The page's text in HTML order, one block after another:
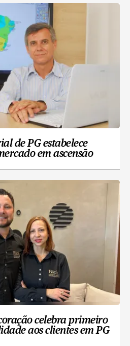
de PG estabelece
em ascensão
celebra primeiro
aos clientes em PG